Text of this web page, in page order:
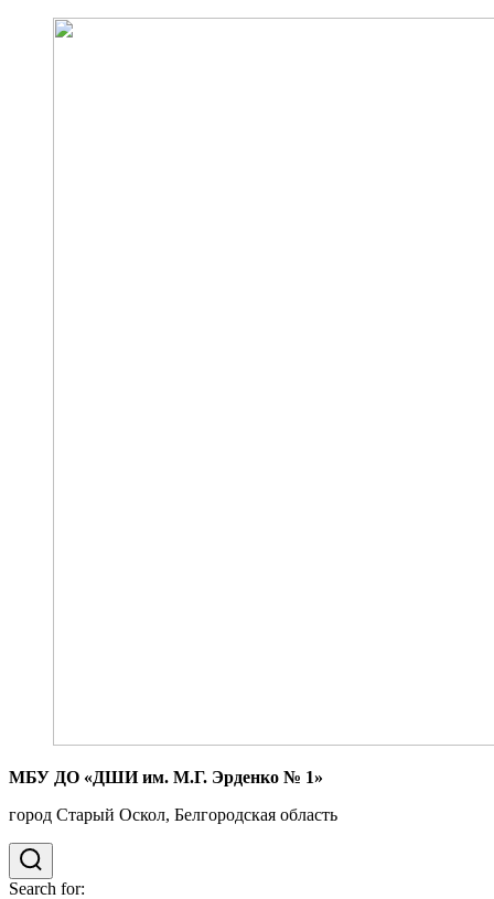
МБУ ДО «ДШИ им. М.Г. Эрденко № 1»
город Старый Оскол, Белгородская область
Search for: